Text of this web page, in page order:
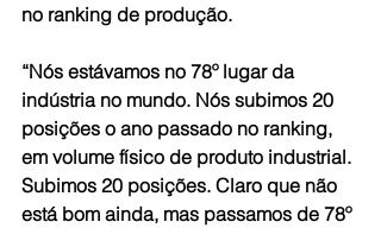
no ranking de produção.
“Nós estávamos no 78º lugar da
indústria no mundo. Nós subimos 20
posições o ano passado no ranking,
em volume físico de produto industrial.
Subimos 20 posições. Claro que não
está bom ainda, mas passamos de 78º